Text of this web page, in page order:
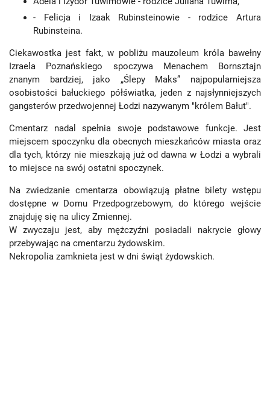
- Felicja i Izaak Rubinsteinowie - rodzice Artura
Rubinsteina.
Ciekawostka jest fakt, w pobliżu mauzoleum króla bawełny
Izraela Poznańskiego spoczywa Menachem Bornsztajn
znanym bardziej, jako „Ślepy Maks” najpopularniejsza
osobistości bałuckiego półświatka, jeden z najsłynniejszych
gangsterów przedwojennej Łodzi nazywanym "królem Bałut".
Cmentarz nadal spełnia swoje podstawowe funkcje. Jest
miejscem spoczynku dla obecnych mieszkańców miasta oraz
dla tych, którzy nie mieszkają już od dawna w Łodzi a wybrali
to miejsce na swój ostatni spoczynek.
Na zwiedzanie cmentarza obowiązują płatne bilety wstępu
dostępne w Domu Przedpogrzebowym, do którego wejście
znajduję się na ulicy Zmiennej.
W zwyczaju jest, aby mężczyźni posiadali nakrycie głowy
przebywając na cmentarzu żydowskim.
Nekropolia zamknieta jest w dni świąt żydowskich.